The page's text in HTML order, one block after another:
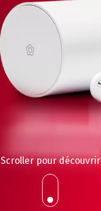
Scroller pour découvrir